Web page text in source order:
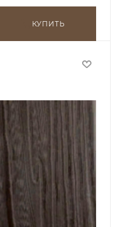
КУПИТЬ